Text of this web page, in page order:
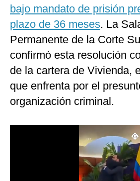
EEUU
México
Internacional
Tecnología
Club del Suscriptor
Mix
bajo mandato de prisión
plazo de 36 meses. La
Permanente de la Corte
confirmó esta resolución
de la cartera de Vivienda,
que enfrenta por el
organización criminal.